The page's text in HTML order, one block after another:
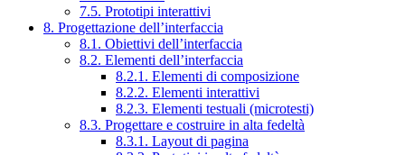
7.5. Prototipi interattivi
8. Progettazione dell’interfaccia
8.1. Obiettivi dell’interfaccia
8.2. Elementi dell’interfaccia
8.2.1. Elementi di composizione
8.2.2. Elementi interattivi
8.2.3. Elementi testuali (microtesti)
8.3. Progettare e costruire in alta fedeltà
8.3.1. Layout di pagina